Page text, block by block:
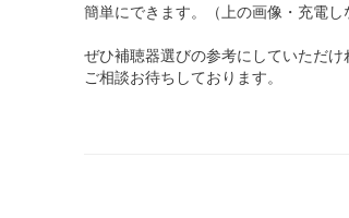
簡単にできます。（上の画像・充電し
ぜひ補聴器選びの参考にしていただけ
ご相談お待ちしております。